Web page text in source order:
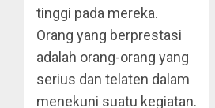
tinggi pada mereka.
Orang yang berprestasi
adalah orang-orang yang
serius dan telaten dalam
menekuni suatu kegiatan.